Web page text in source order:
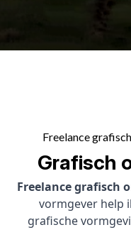
Freelance
Grafisch
Freelance grafisch
vormgever help
grafische